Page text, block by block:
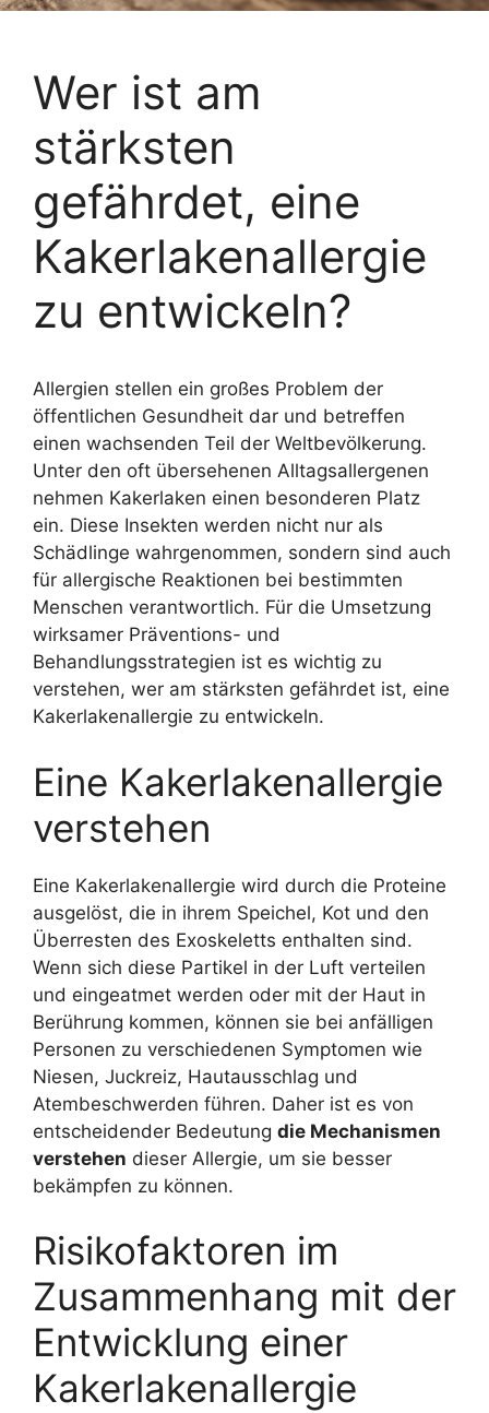
Wer ist am
stärksten
gefährdet, eine
Kakerlakenallergie
zu entwickeln?
Allergien stellen ein großes Problem der
öffentlichen Gesundheit dar und betreffen
einen wachsenden Teil der Weltbevölkerung.
Unter den oft übersehenen Alltagsallergenen
nehmen Kakerlaken einen besonderen Platz
ein. Diese Insekten werden nicht nur als
Schädlinge wahrgenommen, sondern sind auch
für allergische Reaktionen bei bestimmten
Menschen verantwortlich. Für die Umsetzung
wirksamer Präventions- und
Behandlungsstrategien ist es wichtig zu
verstehen, wer am stärksten gefährdet ist, eine
Kakerlakenallergie zu entwickeln.
Eine Kakerlakenallergie
verstehen
Eine Kakerlakenallergie wird durch die Proteine ​​
ausgelöst, die in ihrem Speichel, Kot und den
Überresten des Exoskeletts enthalten sind.
Wenn sich diese Partikel in der Luft verteilen
und eingeatmet werden oder mit der Haut in
Berührung kommen, können sie bei anfälligen
Personen zu verschiedenen Symptomen wie
Niesen, Juckreiz, Hautausschlag und
Atembeschwerden führen. Daher ist es von
entscheidender Bedeutung die Mechanismen
verstehen dieser Allergie, um sie besser
bekämpfen zu können.
Risikofaktoren im
Zusammenhang mit der
Entwicklung einer
Kakerlakenallergie